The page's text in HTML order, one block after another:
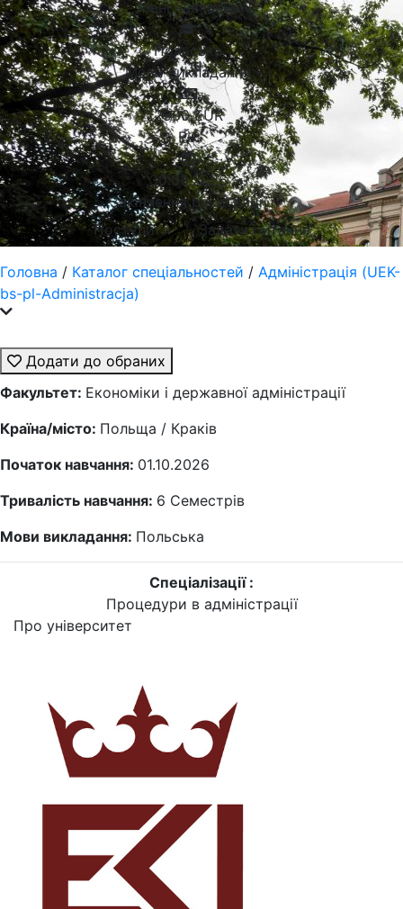
Рівні навчання
Польська
Мови викладання
2900 EUR
Рік
30.06.2026
Закінчення реєстрації
Поступити
Задати питання
Головна / Каталог спеціальностей / Адміністрація (UEK-
bs-pl-Administracja)
Додати до обраних
Факультет: Економіки і державної адміністрації
Країна/місто: Польща / Краків
Початок навчання: 01.10.2026
Тривалість навчання: 6 Семестрів
Мови викладання: Польська
Спеціалізації :
Процедури в адміністрації
Про університет